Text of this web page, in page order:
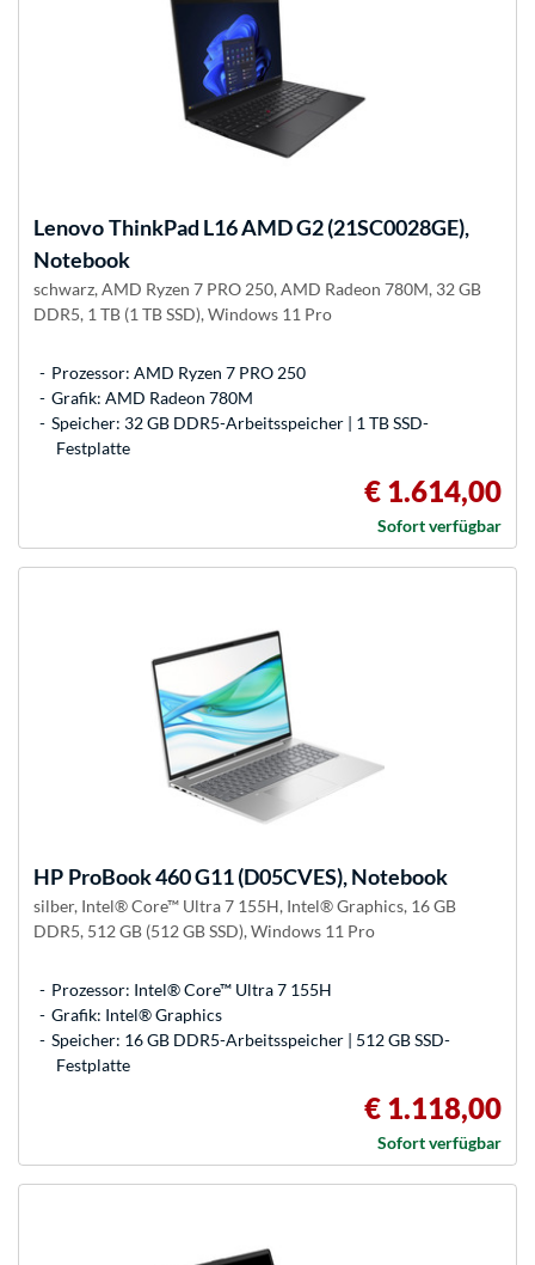
LenovoThinkPad L16 AMD G2 (21SC0028GE),
Notebook
schwarz, AMD Ryzen 7 PRO 250, AMD Radeon 780M, 32 GB
DDR5, 1 TB (1 TB SSD), Windows 11 Pro
Prozessor: AMD Ryzen 7 PRO 250
Grafik: AMD Radeon 780M
Speicher: 32 GB DDR5-Arbeitsspeicher | 1 TB SSD-
Festplatte
€ 1.614,00
Sofort verfügbar
HP ProBook 460 G11 (D05CVES), Notebook
silber, Intel® Core™ Ultra 7 155H, Intel® Graphics, 16 GB
DDR5, 512 GB (512 GB SSD), Windows 11 Pro
Prozessor: Intel® Core™ Ultra 7 155H
Grafik: Intel® Graphics
Speicher: 16 GB DDR5-Arbeitsspeicher | 512 GB SSD-
Festplatte
€ 1.118,00
Sofort verfügbar